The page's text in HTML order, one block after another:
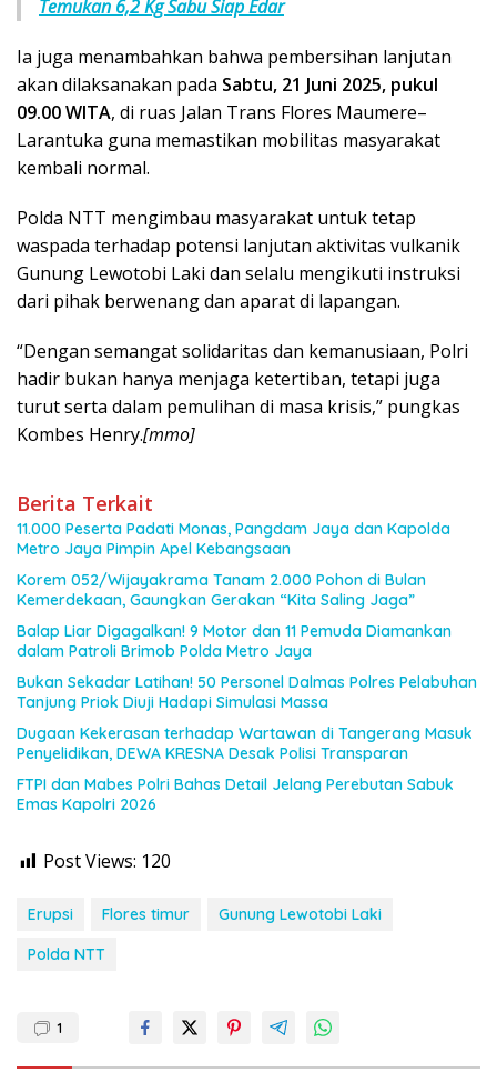
Temukan 6,2 Kg Sabu Siap Edar
Ia juga menambahkan bahwa pembersihan lanjutan
akan dilaksanakan pada Sabtu, 21 Juni 2025, pukul
09.00 WITA, di ruas Jalan Trans Flores Maumere–
Larantuka guna memastikan mobilitas masyarakat
kembali normal.
Polda NTT mengimbau masyarakat untuk tetap
waspada terhadap potensi lanjutan aktivitas vulkanik
Gunung Lewotobi Laki dan selalu mengikuti instruksi
dari pihak berwenang dan aparat di lapangan.
“Dengan semangat solidaritas dan kemanusiaan, Polri
hadir bukan hanya menjaga ketertiban, tetapi juga
turut serta dalam pemulihan di masa krisis,” pungkas
Kombes Henry.[mmo]
Berita Terkait
11.000 Peserta Padati Monas, Pangdam Jaya dan Kapolda
Metro Jaya Pimpin Apel Kebangsaan
Korem 052/Wijayakrama Tanam 2.000 Pohon di Bulan
Kemerdekaan, Gaungkan Gerakan “Kita Saling Jaga”
Balap Liar Digagalkan! 9 Motor dan 11 Pemuda Diamankan
dalam Patroli Brimob Polda Metro Jaya
Bukan Sekadar Latihan! 50 Personel Dalmas Polres Pelabuhan
Tanjung Priok Diuji Hadapi Simulasi Massa
Dugaan Kekerasan terhadap Wartawan di Tangerang Masuk
Penyelidikan, DEWA KRESNA Desak Polisi Transparan
FTPI dan Mabes Polri Bahas Detail Jelang Perebutan Sabuk
Emas Kapolri 2026
Post Views: 120
Erupsi Flores timur
Gunung Lewotobi Laki
Polda NTT
1